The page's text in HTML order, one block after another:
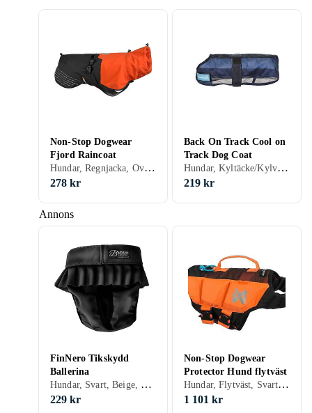
Annons
Non-Stop Dogwear
Fjord Raincoat
Hundar, Regnjacka, Overall, Strumpor, Svart, Grå, Blå, Orange, Grön, Lila, S
278 kr
Back On Track Cool on
Track Dog Coat
Hundar, Kyltäcke/Kylväst, Blå, S
219 kr
FinNero Tikskydd
Ballerina
Hundar, Svart, Beige, Creme/Beige, S, M, L, XL, XS
229 kr
Non-Stop Dogwear
Protector Hund flytväst
Hundar, Flytväst, Svart, Röd, Orange, S, M, L, XL
1 101 kr